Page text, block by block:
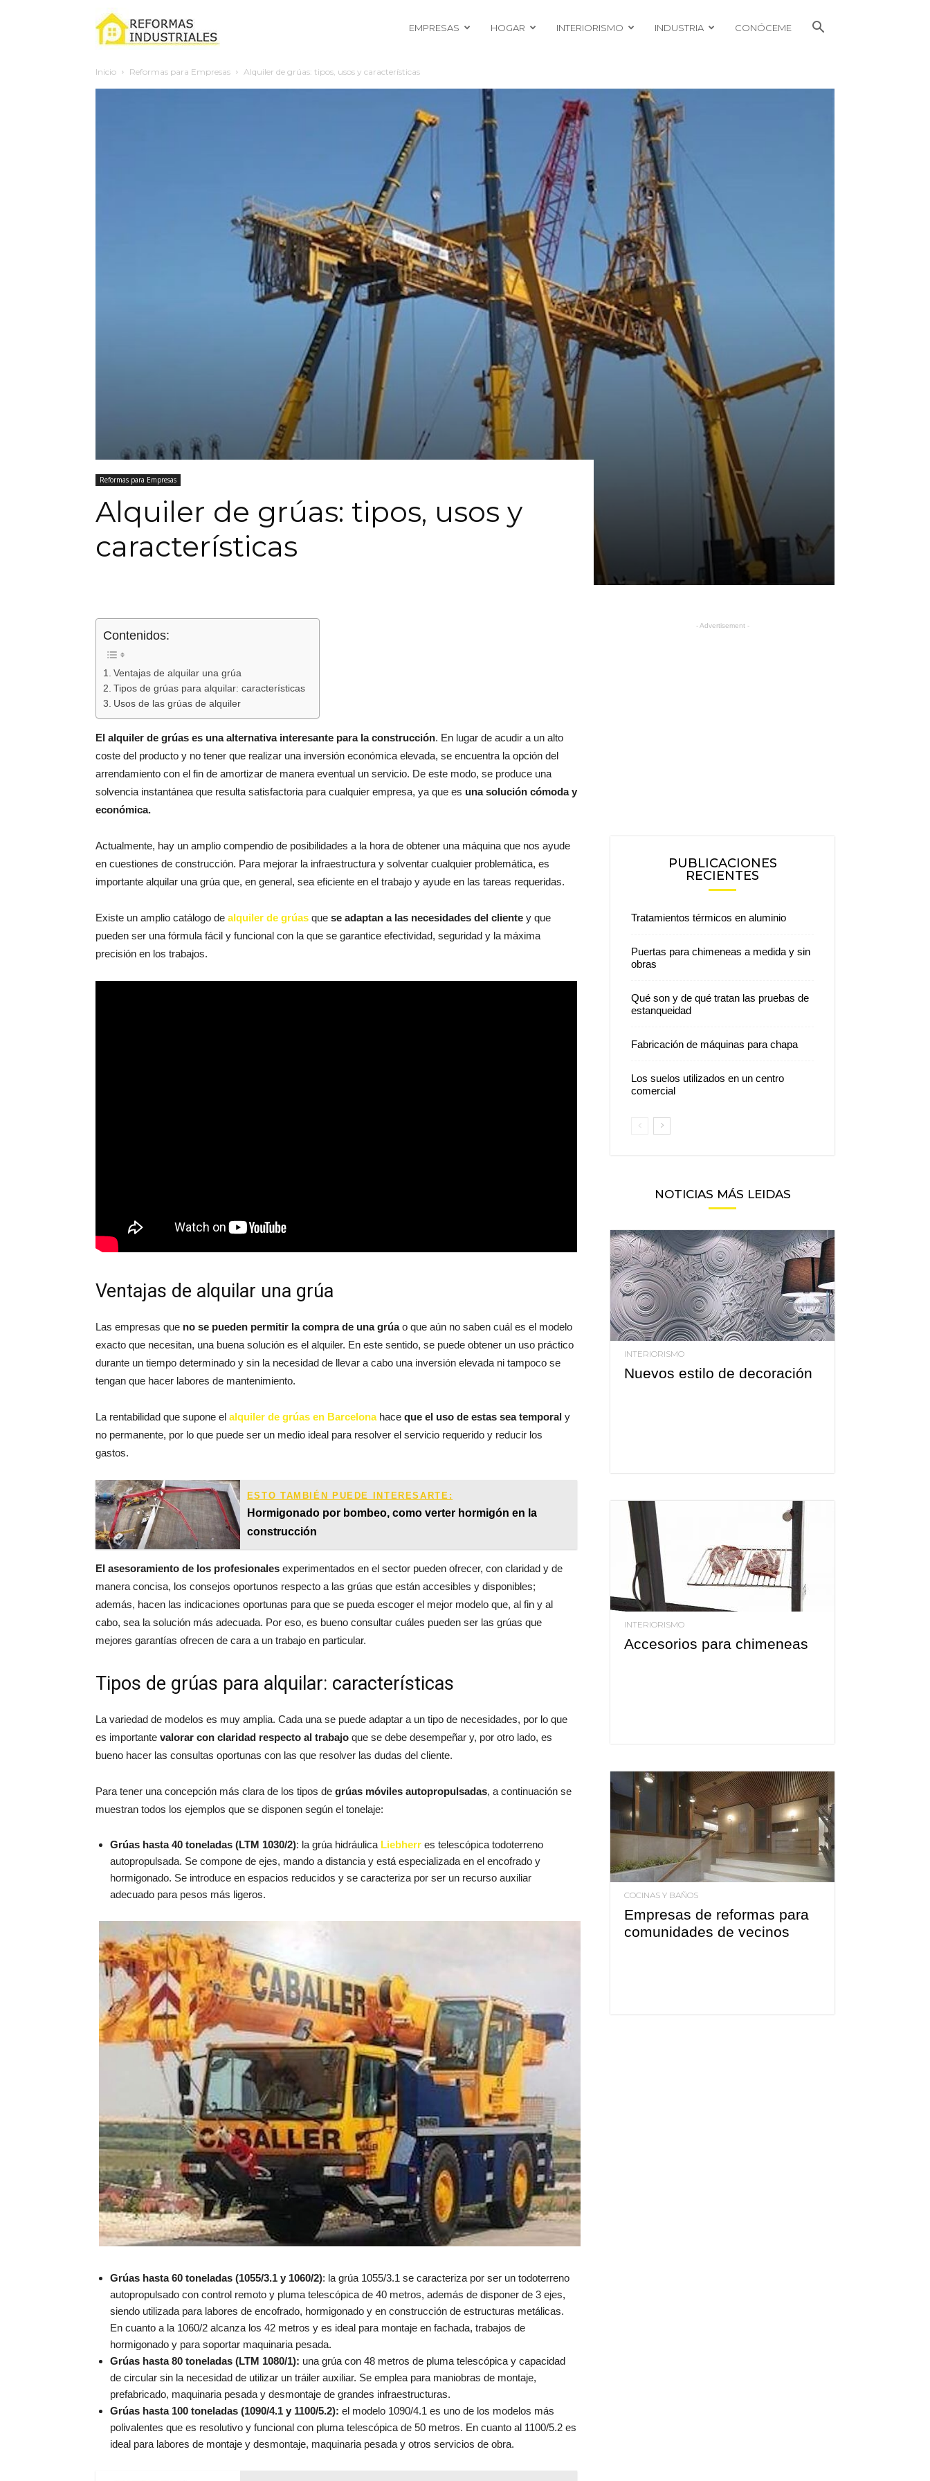
EMPRESAS HOGAR INTERIORISMO INDUSTRIA CONÓCEME
Inicio Reformas para Empresas Alquiler de grúas: tipos, usos y características
Reformas para Empresas
Alquiler de grúas: tipos, usos y
características
Contenidos:
Ventajas de alquilar una grúa
Tipos de grúas para alquilar: características
Usos de las grúas de alquiler
El alquiler de grúas es una alternativa interesante para la construcción. En lugar de acudir a un alto
coste del producto y no tener que realizar una inversión económica elevada, se encuentra la opción del
arrendamiento con el fin de amortizar de manera eventual un servicio. De este modo, se produce una
solvencia instantánea que resulta satisfactoria para cualquier empresa, ya que es una solución cómoda y
económica.
Actualmente, hay un amplio compendio de posibilidades a la hora de obtener una máquina que nos ayude
en cuestiones de construcción. Para mejorar la infraestructura y solventar cualquier problemática, es
importante alquilar una grúa que, en general, sea eficiente en el trabajo y ayude en las tareas requeridas.
Existe un amplio catálogo de alquiler de grúas que se adaptan a las necesidades del cliente y que
pueden ser una fórmula fácil y funcional con la que se garantice efectividad, seguridad y la máxima
precisión en los trabajos.
Ventajas de alquilar una grúa
Las empresas que no se pueden permitir la compra de una grúao que aún no saben cuál es el modelo
exacto que necesitan, una buena solución es el alquiler. En este sentido, se puede obtener un uso práctico
durante un tiempo determinado y sin la necesidad de llevar a cabo una inversión elevada ni tampoco se
tengan que hacer labores de mantenimiento.
La rentabilidad que supone el alquiler de grúas en Barcelonahace que el uso de estas sea temporal y
no permanente, por lo que puede ser un medio ideal para resolver el servicio requerido y reducir los
gastos.
ESTO TAMBIÉN PUEDE INTERESARTE:
Hormigonado por bombeo, como verter hormigón en la
construcción
El asesoramiento de los profesionales experimentados en el sector pueden ofrecer, con claridad y de
manera concisa, los consejos oportunos respecto a las grúas que están accesibles y disponibles;
además, hacen las indicaciones oportunas para que se pueda escoger el mejor modelo que, al fin y al
cabo, sea la solución más adecuada. Por eso, es bueno consultar cuáles pueden ser las grúas que
mejores garantías ofrecen de cara a un trabajo en particular.
Tipos de grúas para alquilar: características
La variedad de modelos es muy amplia. Cada una se puede adaptar a un tipo de necesidades, por lo que
es importante valorar con claridad respecto al trabajo que se debe desempeñar y, por otro lado, es
bueno hacer las consultas oportunas con las que resolver las dudas del cliente.
Para tener una concepción más clara de los tipos de grúas móviles autopropulsadas, a continuación se
muestran todos los ejemplos que se disponen según el tonelaje:
Grúas hasta 40 toneladas (LTM 1030/2): la grúa hidráulica Liebherr es telescópica todoterreno
autopropulsada. Se compone de ejes, mando a distancia y está especializada en el encofrado y
hormigonado. Se introduce en espacios reducidos y se caracteriza por ser un recurso auxiliar
adecuado para pesos más ligeros.
Grúas hasta 60 toneladas (1055/3.1 y 1060/2): la grúa 1055/3.1 se caracteriza por ser un todoterreno
autopropulsado con control remoto y pluma telescópica de 40 metros, además de disponer de 3 ejes,
siendo utilizada para labores de encofrado, hormigonado y en construcción de estructuras metálicas.
En cuanto a la 1060/2 alcanza los 42 metros y es ideal para montaje en fachada, trabajos de
hormigonado y para soportar maquinaria pesada.
Grúas hasta 80 toneladas (LTM 1080/1): una grúa con 48 metros de pluma telescópica y capacidad
de circular sin la necesidad de utilizar un tráiler auxiliar. Se emplea para maniobras de montaje,
prefabricado, maquinaria pesada y desmontaje de grandes infraestructuras.
Grúas hasta 100 toneladas (1090/4.1 y 1100/5.2): el modelo 1090/4.1 es uno de los modelos más
polivalentes que es resolutivo y funcional con pluma telescópica de 50 metros. En cuanto al 1100/5.2 es
ideal para labores de montaje y desmontaje, maquinaria pesada y otros servicios de obra.
- Advertisement -
PUBLICACIONES
RECIENTES
Tratamientos térmicos en aluminio
Puertas para chimeneas a medida y sin
obras
Qué son y de qué tratan las pruebas de
estanqueidad
Fabricación de máquinas para chapa
Los suelos utilizados en un centro
comercial
NOTICIAS MÁS LEIDAS
INTERIORISMO
Nuevos estilo de decoración
INTERIORISMO
Accesorios para chimeneas
COCINAS Y BAÑOS
Empresas de reformas para
comunidades de vecinos